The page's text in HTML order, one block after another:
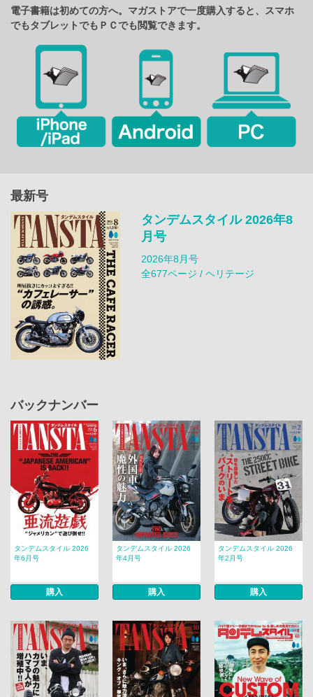
電子書籍は初めての方へ。マガストアで一度購入すると、スマホ
でもタブレットでもＰＣでも閲覧できます。
最新号
タンデムスタイル 2026年8
月号
2026年8月号
全677ページ / ヘリテージ
バックナンバー
タンデムスタイル 2026
年6月号
購入
タンデムスタイル 2026
年4月号
購入
タンデムスタイル 2026
年2月号
購入